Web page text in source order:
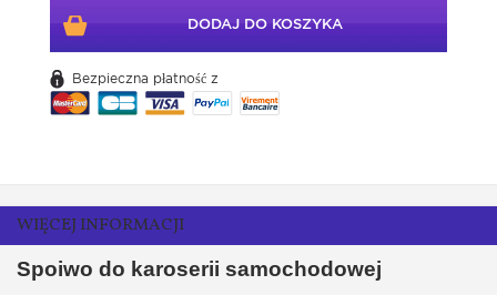
DODAJ DO KOSZYKA
Bezpieczna płatność z
WIĘCEJ INFORMACJI
Spoiwo do karoserii samochodowej